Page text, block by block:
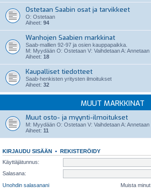
Ostetaan Saabin osat ja tarvikkeet
O: Ostetaan
Aiheet: 94
Wanhojen Saabien markkinat
Saab-mallien 92-97 ja osien kauppapaikka.
M: Myydään O: Ostetaan V: Vaihdetaan A: Annetaan
Aiheet: 18
Kaupalliset tiedotteet
Saab-henkisten yritysten ilmoitukset
Aiheet: 32
MUUT MARKKINAT
Muut osto- ja myynti-ilmoitukset
M: Myydään O: Ostetaan V: Vaihdetaan A: Annetaan
Aiheet: 11
KIRJAUDU SISÄÄN • REKISTERÖIDY
Käyttäjätunnus:
Salasana:
Unohdin salasanani
Muista minut